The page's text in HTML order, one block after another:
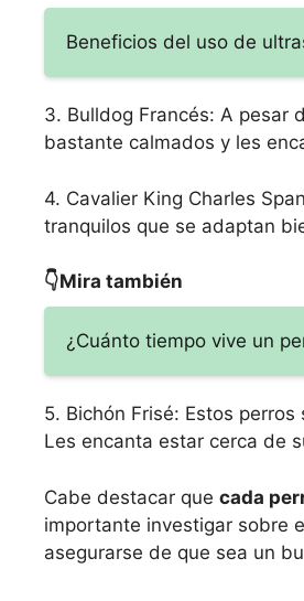
Beneficios del uso de
3. Bulldog Francés: A pesar
bastante calmados y les
4. Cavalier King Charles
tranquilos que se adaptan
👇Mira también
¿Cuánto tiempo vive un
5. Bichón Frisé: Estos
Les encanta estar cerca de
Cabe destacar que cada
importante investigar sobre
asegurarse de que sea un